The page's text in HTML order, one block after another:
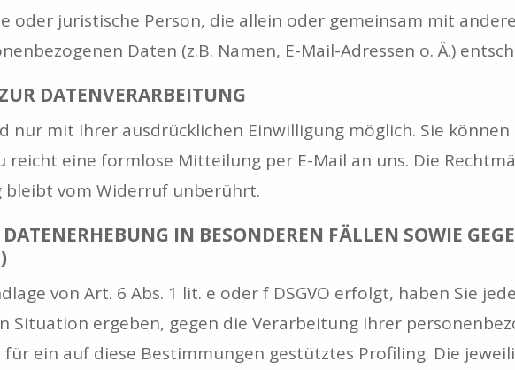
juristische Person, die allein oder gemeinsam mit
Daten (z.B. Namen, E-Mail-Adressen o. Ä.)
DATENVERARBEITUNG
nur mit Ihrer ausdrücklichen Einwilligung möglich. Sie
eine formlose Mitteilung per E-Mail an uns. Die
vom Widerruf unberührt.
IN BESONDEREN FÄLLEN SOWIE
von Art. 6 Abs. 1 lit. e oder f DSGVO erfolgt, haben Sie
Situation ergeben, gegen die Verarbeitung Ihrer
ein auf diese Bestimmungen gestütztes Profiling. Die